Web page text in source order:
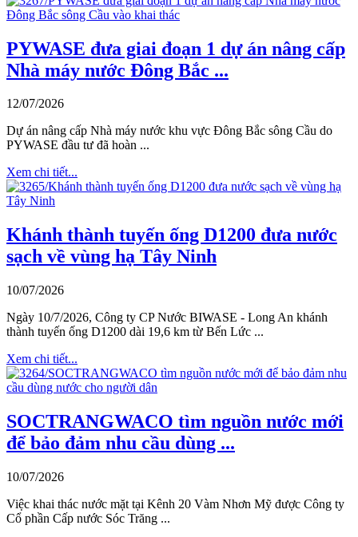
PYWASE đưa giai đoạn 1 dự án nâng cấp
Nhà máy nước Đông Bắc ...
12/07/2026
Dự án nâng cấp Nhà máy nước khu vực Đông Bắc sông Cầu do
PYWASE đầu tư đã hoàn ...
Xem chi tiết...
Khánh thành tuyến ống D1200 đưa nước
sạch về vùng hạ Tây Ninh
10/07/2026
Ngày 10/7/2026, Công ty CP Nước BIWASE - Long An khánh
thành tuyến ống D1200 dài 19,6 km từ Bến Lức ...
Xem chi tiết...
SOCTRANGWACO tìm nguồn nước mới
để bảo đảm nhu cầu dùng ...
10/07/2026
Việc khai thác nước mặt tại Kênh 20 Vàm Nhơn Mỹ được Công ty
Cổ phần Cấp nước Sóc Trăng ...